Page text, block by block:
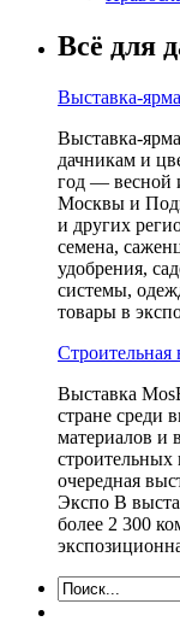
Всё для
Выставка-
Выставка-
дачникам и
год — весной
Москвы и
и других
семена,
удобрения,
системы,
товары в
Выставка
стране среди
материалов и
строительных
очередная
Экспо В
более 2 300